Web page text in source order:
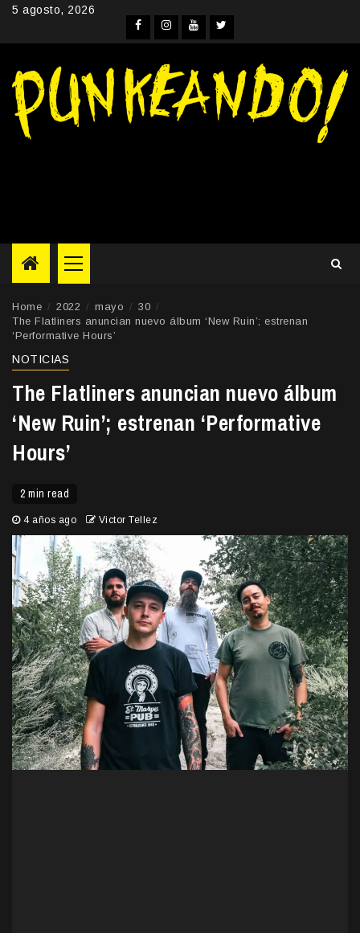
Skip5 agosto, 2026
Facebook
Instagram
YouTube
Twitter
Primary
Menu
Home 2022 mayo
30
The Flatliners anuncian nuevo álbum ‘New Ruin’; estrenan
‘Performative Hours’
NOTICIAS
The Flatliners anuncian nuevo álbum
‘New Ruin’; estrenan ‘Performative
Hours’
2 min read
4 años ago Victor Tellez